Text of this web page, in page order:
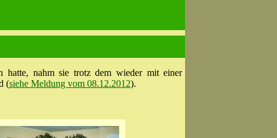
hatte, nahm sie trotz dem wieder mit einer
(siehe Meldung vom 08.12.2012).